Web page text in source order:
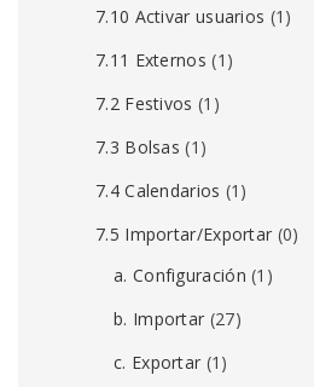
7.10 Activar usuarios (1)
7.11 Externos (1)
7.2 Festivos (1)
7.3 Bolsas (1)
7.4 Calendarios (1)
7.5 Importar/Exportar (0)
a. Configuración (1)
b. Importar (27)
c. Exportar (1)